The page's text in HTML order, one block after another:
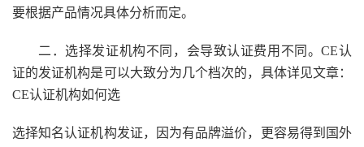
要根据产品情况具体分析而定。
二．选择发证机构不同，会导致认证费用不同。CE认
证的发证机构是可以大致分为几个档次的，具体详见文章：
CE认证机构如何选
选择知名认证机构发证，因为有品牌溢价，更容易得到国外